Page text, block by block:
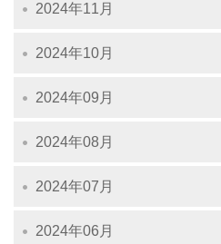
2024年11月
2024年10月
2024年09月
2024年08月
2024年07月
2024年06月